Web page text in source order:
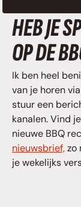
HEB JE
OP DE
Ik ben heel
van je horen
stuur een
kanalen. Vind
nieuwe BBQ
nieuwsbrief,zo
je wekelijks